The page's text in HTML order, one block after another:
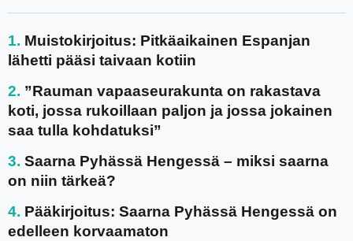
Muistokirjoitus: Pitkäaikainen Espanjan
lähetti pääsi taivaan kotiin
”Rauman vapaaseurakunta on rakastava
koti, jossa rukoillaan paljon ja jossa jokainen
saa tulla kohdatuksi”
Saarna Pyhässä Hengessä – miksi saarna
on niin tärkeä?
Pääkirjoitus: Saarna Pyhässä Hengessä on
edelleen korvaamaton